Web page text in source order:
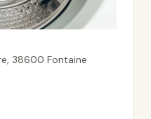
38600 Fontaine